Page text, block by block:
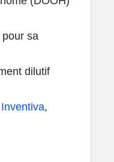
sa
dilutif
Inventiva,